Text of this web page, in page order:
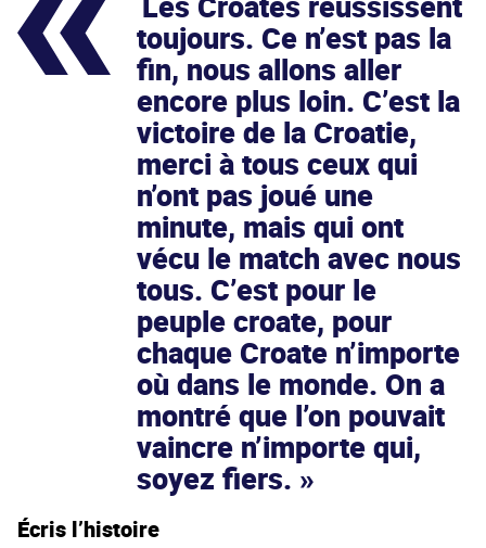
toujours. Ce n’est pas la
fin, nous allons aller
encore plus loin. C’est la
victoire de la Croatie,
merci à tous ceux qui
n’ont pas joué une
minute, mais qui ont
vécu le match avec nous
tous. C’est pour le
peuple croate, pour
chaque Croate n’importe
où dans le monde. On a
montré que l’on pouvait
vaincre n’importe qui,
soyez fiers.
Écris l’histoire